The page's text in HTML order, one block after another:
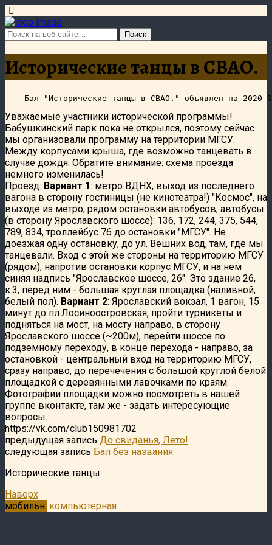
Исторические танцы в СВАО.
Уважаемые участники исторической программы!
Бабушкинский парк пока не открылся, поэтому сейчас
мы организовали программу на территории МГСУ.
Между корпусами крыша, где возможно танцевать в
случае дождя. Обратите внимание: схема проезда
немного изменилась!
Проезд: Вариант 1: метро ВДНХ, выход из последнего
вагона в сторону гостиницы (не кинотеатра!) "Космос", на
выходе из метро, рядом остановки автобусов, автобусы
(в сторону Ярославского шоссе): 136, 172, 244, 375, 544,
789, 834, троллейбус 76 до остановки "МГСУ". Не
доезжая одну остановку, до ул. Вешних вод, там, где мы
танцевали. Вход с этой же стороны на территорию МГСУ
(рядом), напротив остановки корпус МГСУ, и на нем
синяя надпись "Ярославское шоссе, 26". Это здание 26,
к.3, перед ним - большая круглая площадка (наливной,
белый пол). Вариант 2: Ярославский вокзал, 1 вагон, 15
минут до пл.Лосиноостровская, пройти турникеты и
подняться на мост, на мосту направо, в сторону
Ярославского шоссе (~200м), перейти шоссе по
подземному переходу, в конце перехода - направо, за
остановкой - центральный вход на территорию МГСУ,
сразу направо, до перечечения с большой круглой белой
площадкой с деревянными лавочками по краям.
Фотографии площадки можно посмотреть в нашей
группе вконтакте, там же - задать интересующие
вопросы.
https://vk.com/club150981702
предыдущая запись До свиданья, Лето!
следующая запись Бал без названия
Исторические танцы
Наверх
мобильн. компьютерная